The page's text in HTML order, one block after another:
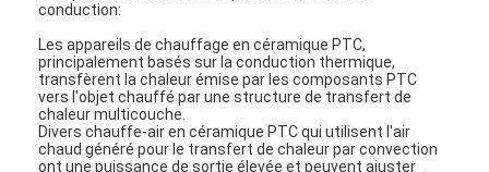
conduction:
Les appareils de chauffage en céramique PTC,
principalement basés sur la conduction thermique,
transfèrent la chaleur émise par les composants PTC
vers l'objet chauffé par une structure de transfert de
chaleur multicouche.
Divers chauffe-air en céramique PTC qui utilisent l'air
chaud généré pour le transfert de chaleur par convection
ont une puissance de sortie élevée et peuvent ajuster